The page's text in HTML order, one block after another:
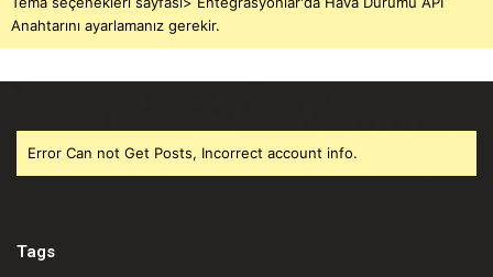
Anahtarını ayarlamanız gerekir.
Error Can not Get Posts, Incorrect account info.
Tags